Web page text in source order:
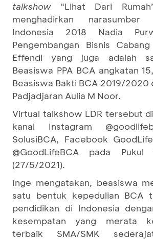
talkshow “Lihat Dari
menghadirkan narasumber
Indonesia 2018 Nadia
Pengembangan Bisnis
Effendi yang juga adalah
Beasiswa PPA BCA angkatan
Beasiswa Bakti BCA 2019/2020
Padjadjaran Aulia M Noor.
Virtual talkshow LDR tersebut
kanal Instagram
SolusiBCA, Facebook
@GoodLifeBCA pada Pukul
(27/5/2021).
Inge mengatakan, beasiswa
satu bentuk kepedulian BCA
pendidikan di Indonesia
kesempatan yang merata
terbaik SMA/SMK